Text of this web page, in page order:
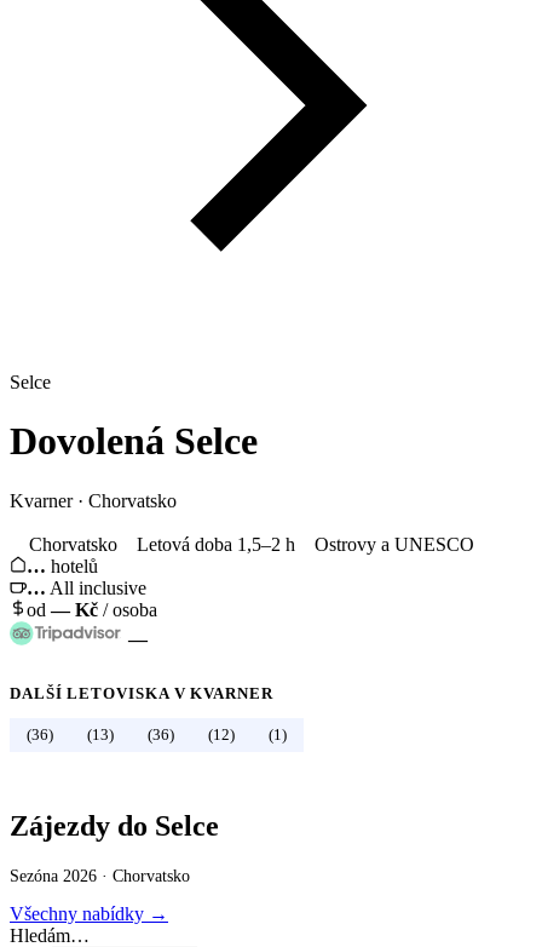
Selce
Dovolená Selce
Kvarner· Chorvatsko
Chorvatsko Letová doba 1,5–2 h
Ostrovy a UNESCO
… hotelů
… All inclusive
od—Kč / osoba
—
DALŠÍ LETOVISKA VKVARNER
(36) (13) (36) (12) (1)
Zájezdy do Selce
Sezóna 2026 · Chorvatsko
Všechny nabídky →
Hledám…